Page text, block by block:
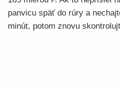
panvicu späť do rúry a
minút, potom znovu